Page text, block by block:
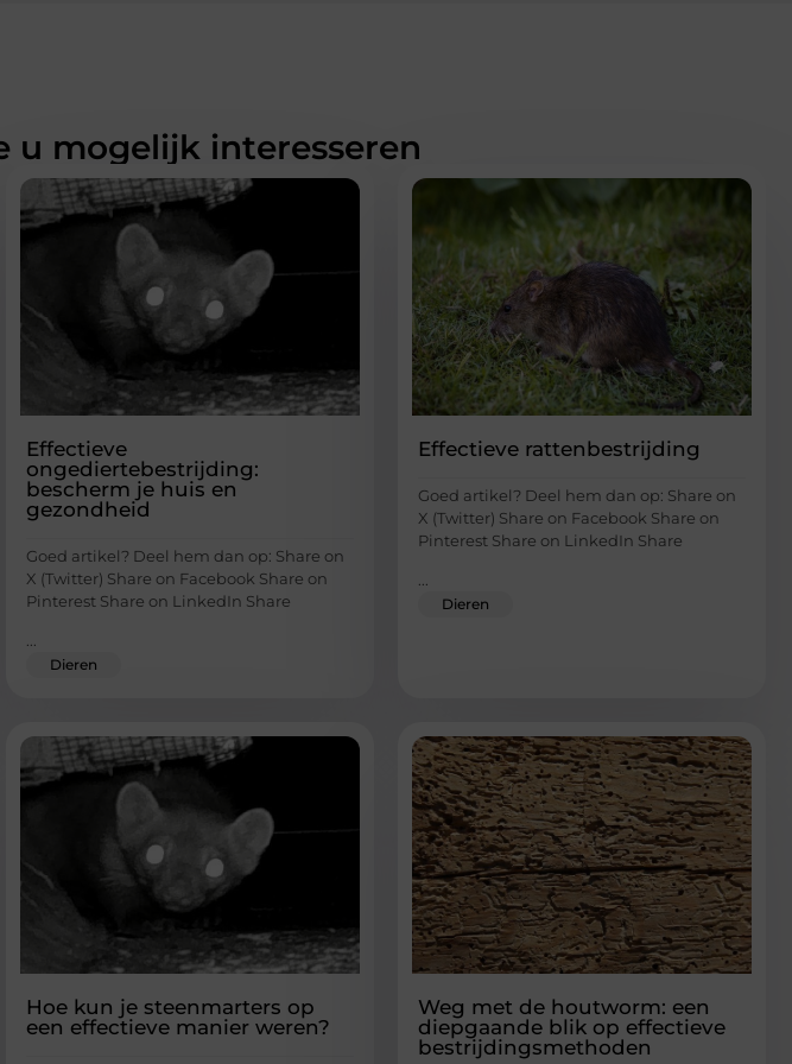
u mogelijk interesseren
Effectieve
ongediertebestrijding:
bescherm je huis en
gezondheid
Goed artikel? Deel hem dan op: Share on
X (Twitter) Share on Facebook Share on
Pinterest Share on LinkedIn Share
...
Dieren
Effectieve rattenbestrijding
Goed artikel? Deel hem dan op: Share on
X (Twitter) Share on Facebook Share on
Pinterest Share on LinkedIn Share
...
Dieren
Hoe kun je steenmarters op
een effectieve manier weren?
Weg met de houtworm: een
diepgaande blik op effectieve
bestrijdingsmethoden